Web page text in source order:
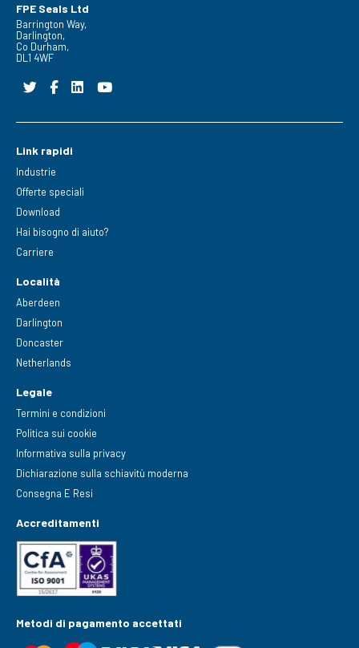
FPE Seals Ltd
Barrington Way,
Darlington,
Co Durham,
DL1 4WF
Link rapidi
Industrie
Offerte speciali
Download
Hai bisogno di aiuto?
Carriere
Località
Aberdeen
Darlington
Doncaster
Netherlands
Legale
Termini e condizioni
Politica sui cookie
Informativa sulla privacy
Dichiarazione sulla schiavitù moderna
Consegna E Resi
Accreditamenti
Metodi di pagamento accettati